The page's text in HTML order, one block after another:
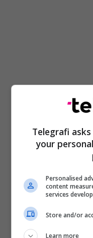
Telegrafi
your
Personalised
content
services
Store and/or
Learn more